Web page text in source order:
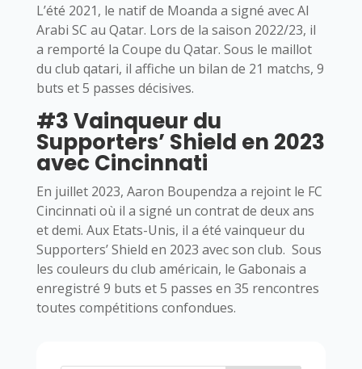
L’été 2021, le natif de Moanda a signé avec Al
Arabi SC au Qatar. Lors de la saison 2022/23, il
a remporté la Coupe du Qatar. Sous le maillot
du club qatari, il affiche un bilan de 21 matchs, 9
buts et 5 passes décisives.
#3 Vainqueur du
Supporters’ Shield en 2023
avec Cincinnati
En juillet 2023, Aaron Boupendza a rejoint le FC
Cincinnati où il a signé un contrat de deux ans
et demi. Aux Etats-Unis, il a été vainqueur du
Supporters’ Shield en 2023 avec son club. Sous
les couleurs du club américain, le Gabonais a
enregistré 9 buts et 5 passes en 35 rencontres
toutes compétitions confondues.